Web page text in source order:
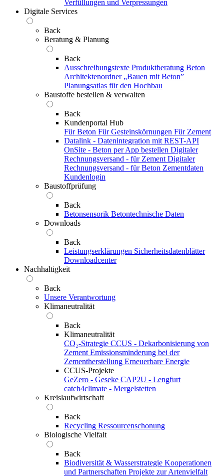
Verfüllungen und Verpressungen
Digitale Services
Back
Beratung & Planung
Back
Ausschreibungstexte Produktberatung Beton
Architektenordner „Bauen mit Beton”
Planungsatlas für den Hochbau
Baustoffe bestellen & verwalten
Back
Kundenportal Hub
Für Beton Für Gesteinskörnungen Für Zement
Datalink - Datenintegration mit REST-API
OnSite - Beton per App bestellen Digitaler
Rechnungsversand - für Zement Digitaler
Rechnungsversand - für Beton Zementdaten
Kundenlogin
Baustoffprüfung
Back
Betonsensorik Betontechnische Daten
Downloads
Back
Leistungserklärungen Sicherheitsdatenblätter
Downloadcenter
Nachhaltigkeit
Back
Unsere Verantwortung
Klimaneutralität
Back
Klimaneutralität
CO₂-Strategie CCUS - Dekarbonisierung von
Zement Emissionsminderung bei der
Zementherstellung Erneuerbare Energie
CCUS-Projekte
GeZero - Geseke CAP2U - Lengfurt
catch4climate - Mergelstetten
Kreislaufwirtschaft
Back
Recycling Ressourcenschonung
Biologische Vielfalt
Back
Biodiversität & Wasserstrategie Kooperationen
und Partnerschaften Projekte zur Artenvielfalt